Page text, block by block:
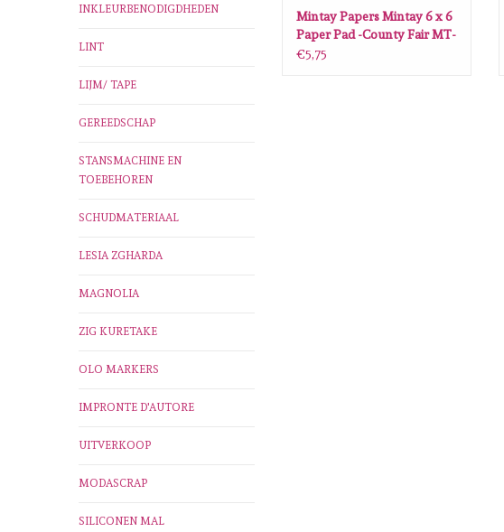
INKLEURBENODIGDHEDEN
LINT
LIJM/ TAPE
GEREEDSCHAP
STANSMACHINE EN
TOEBEHOREN
SCHUDMATERIAAL
LESIA ZGHARDA
MAGNOLIA
ZIG KURETAKE
OLO MARKERS
IMPRONTE D'AUTORE
UITVERKOOP
MODASCRAP
SILICONEN MAL
Mintay Papers Mintay 6 x 6
Paper Pad -County Fair MT-
CTR-08
€5,75